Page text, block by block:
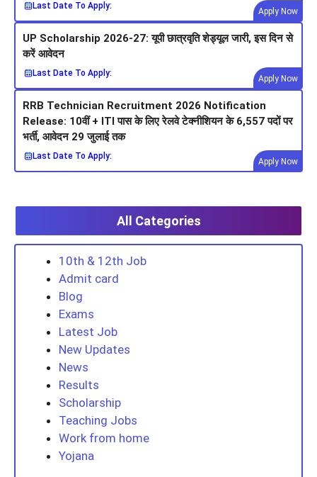
Last Date To Apply:
Apply Now
UP Scholarship 2026-27: यूपी छात्रवृति शेड्यूल जारी, इस दिन से
करें आवेदन
Last Date To Apply:
Apply Now
RRB Technician Recruitment 2026 Notification
Release: 10वीं + ITI पास के लिए रेलवे टेक्नीशियन के 6,557 पदों पर
भर्ती, आवेदन 29 जुलाई तक
Last Date To Apply:
Apply Now
All Categories
10th & 12th Job
Admit card
Blog
Exams
Latest Job
New Updates
News
Results
Scholarship
Teaching Jobs
Work from home
Yojana